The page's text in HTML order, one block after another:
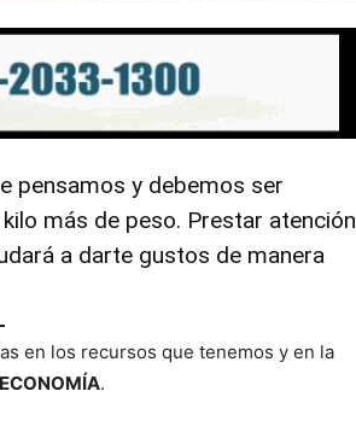
pensamos y debemos ser
más de peso. Prestar atención
a darte gustos de manera
en los recursos que tenemos y en la
ECONOMÍA.